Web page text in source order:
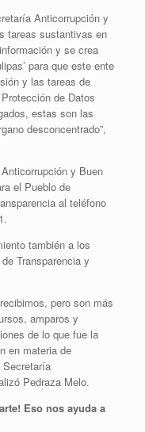
Anticorrupción y
tareas sustantivas en
y se crea
para que este ente
y las tareas de
de Datos
estas son las
desconcentrado”,
y Buen
el Pueblo de
al teléfono
también a los
Transparencia y
pero son más
amparos y
de lo que fue la
en materia de
Pedraza Melo.
Eso nos ayuda a